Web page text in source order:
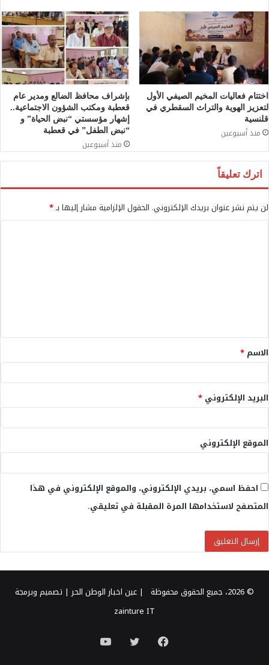
اختتام فعاليات المخيم الصيفي الأول
لتعزيز الهوية والتراث السقطري في
قلنسية
منذ أسبوعين
بإشراف محافظ الضالع ومدير عام
قعطبة ومكتب الشؤون الاجتماعية..
إشهار مؤسستي “نبض الحياة” و
“نبض الطفل” في قعطبة
منذ أسبوعين
اترك تعليقاً
لن يتم نشر عنوان بريدك الإلكتروني. الحقول الإلزامية مشار إليها بـ*
ق
*
الاسم *
البريد الإلكتروني *
الموقع الإلكتروني
احفظ اسمي، بريدي الإلكتروني، والموقع الإلكتروني في هذا
المتصفح لاستخدامها المرة المقبلة في تعليقي.
© 2026، جميع الحقوق محفوظة | عين اخبار الوطن الحر| تصميم وبرمجة
zainture IT
فيسبوك تويتر